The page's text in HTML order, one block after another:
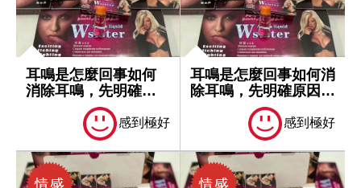
耳鳴是怎麼回事如何
消除耳鳴，先明確原
感到極好
耳鳴是怎麼回事如何消
除耳鳴，先明確原因再
感到極好